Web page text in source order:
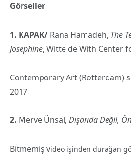
Görseller
1. KAPAK/ Rana Hamadeh, The
Josephine, Witte de With Center
Contemporary Art (Rotterdam)
2017
2. Merve Ünsal, Dışarıda Değil,
Bitmemiş video işinden durağan